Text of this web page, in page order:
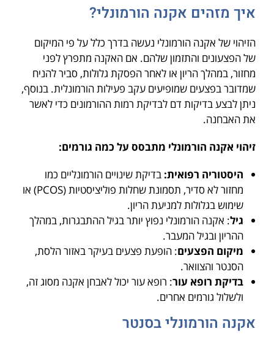
איך מזהים אקנה הורמונלי?
הזיהוי של אקנה הורמונלי נעשה בדרך כלל על פי המיקום
של הפצעונים והתזמון שלהם. אם האקנה מתפרץ לפני
מחזור, במהלך הריון או לאחר הפסקת גלולות, סביר להניח
שמדובר בפצעים שמופיעים עקב פעילות הורמונלית. בנוסף,
ניתן לבצע בדיקות דם לבדיקת רמות ההורמונים כדי לאשר
את האבחנה.
זיהוי אקנה הורמונלי מתבסס על כמה גורמים:
היסטוריה רפואית: בדיקת שינויים הורמונליים כמו
מחזור לא סדיר, תסמונת שחלות פוליציסטיות (PCOS) או
שימוש בגלולות למניעת הריון.
גיל: אקנה הורמונלי נפוץ יותר בגיל ההתבגרות, במהלך
ההריון ובגיל המעבר.
מיקום הפצעים: הופעת פצעים בעיקר באזור הלסת,
הסנטר והצוואר.
בדיקת רופא עור: רופא עור יכול לאבחן אקנה מסוג זה,
ולשלול גורמים אחרים.
אקנה הורמונלי בסנטר